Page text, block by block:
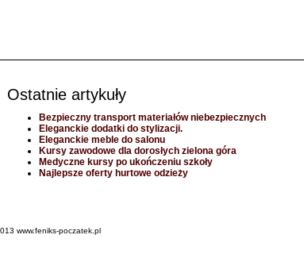
Ostatnie artykuły
Bezpieczny transport materiałów niebezpiecznych
Eleganckie dodatki do stylizacji.
Eleganckie meble do salonu
Kursy zawodowe dla dorosłych zielona góra
Medyczne kursy po ukończeniu szkoły
Najlepsze oferty hurtowe odzieży
www.feniks-poczatek.pl